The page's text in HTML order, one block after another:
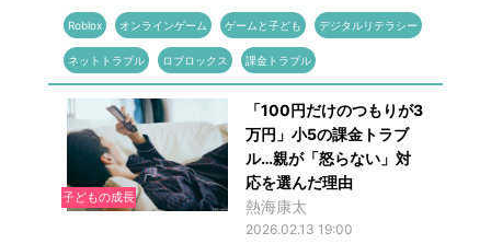
Roblox オンラインゲーム ゲームと子ども デジタルリテラシー
ネットトラブル ロブロックス 課金トラブル
子どもの成長
「100円だけのつもりが3
万円」小5の課金トラブ
ル…親が「怒らない」対
応を選んだ理由
熱海康太
2026.02.13 19:00